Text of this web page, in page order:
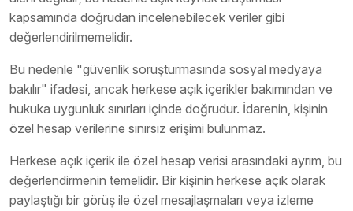
kapsamında doğrudan incelenebilecek veriler gibi
değerlendirilmemelidir.
Bu nedenle "güvenlik soruşturmasında sosyal medyaya
bakılır" ifadesi, ancak herkese açık içerikler bakımından ve
hukuka uygunluk sınırları içinde doğrudur. İdarenin, kişinin
özel hesap verilerine sınırsız erişimi bulunmaz.
Herkese açık içerik ile özel hesap verisi arasındaki ayrım, bu
değerlendirmenin temelidir. Bir kişinin herkese açık olarak
paylaştığı bir görüş ile özel mesajlaşmaları veya izleme